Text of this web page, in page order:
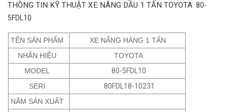
THÔNG TIN KỸ THUẬT XE NÂNG DẦU 1 TẤN TOYOTA 80-
5FDL10
TÊN SẢN PHẨM
XE NÂNG HÀNG 1 TẤN
NHÃN HIỆU
TOYOTA
MODEL
80-5FDL10
SERI
80FDL18-10231
NĂM SẢN XUẤT